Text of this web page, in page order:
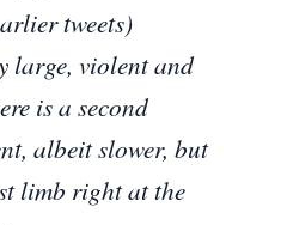
tweets)
large, violent and
is a second
albeit slower, but
limb right at the